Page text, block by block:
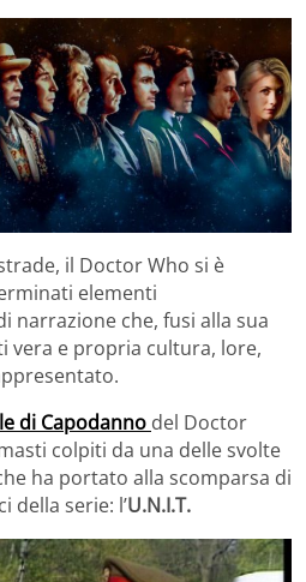
il Doctor Who si è
elementi
narrazione che, fusi alla sua
vera e propria cultura, lore,
di Capodanno del Doctor
colpiti da una delle svolte
ha portato alla scomparsa di
della serie: l’U.N.I.T.